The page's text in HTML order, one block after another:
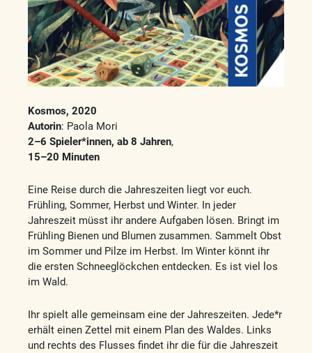
Kosmos, 2020
Autorin: Paola Mori
2–6 Spieler*innen, ab 8 Jahren,
15–20 Minuten
Eine Reise durch die Jahreszeiten liegt vor euch.
Frühling, Sommer, Herbst und Winter. In jeder
Jahreszeit müsst ihr andere Aufgaben lösen. Bringt im
Frühling Bienen und Blumen zusammen. Sammelt Obst
im Sommer und Pilze im Herbst. Im Winter könnt ihr
die ersten Schneeglöckchen entdecken. Es ist viel los
im Wald.
Ihr spielt alle gemeinsam eine der Jahreszeiten. Jede*r
erhält einen Zettel mit einem Plan des Waldes. Links
und rechts des Flusses findet ihr die für die Jahreszeit